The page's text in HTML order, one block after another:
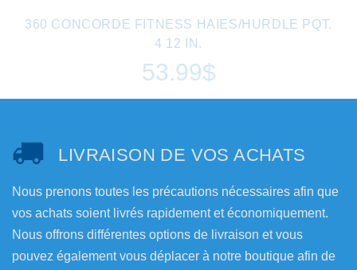
360 CONCORDE FITNESS HAIES/HURDLE PQT.
4 12 IN.
53.99$
LIVRAISON DE VOS ACHATS
Nous prenons toutes les précautions nécessaires afin que
vos achats soient livrés rapidement et économiquement.
Nous offrons différentes options de livraison et vous
pouvez également vous déplacer à notre boutique afin de